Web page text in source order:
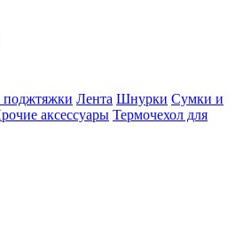
поджтяжки Лента Шнурки Сумки и
аксессуары Термочехол для